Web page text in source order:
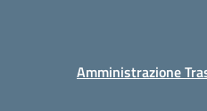
Amministrazione